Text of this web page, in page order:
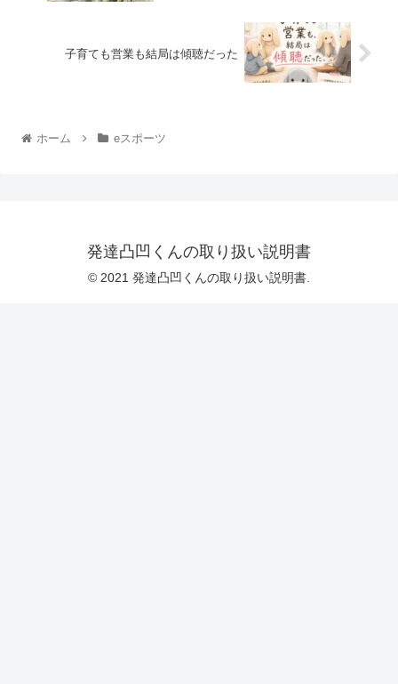
子育ても営業も結局は傾聴だった
ホーム eスポーツ
発達凸凹くんの取り扱い説明書
© 2021 発達凸凹くんの取り扱い説明書.